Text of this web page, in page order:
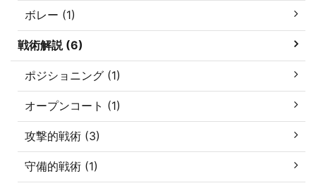
ボレー (1)
戦術解説 (6)
ポジショニング (1)
オープンコート (1)
攻撃的戦術 (3)
守備的戦術 (1)